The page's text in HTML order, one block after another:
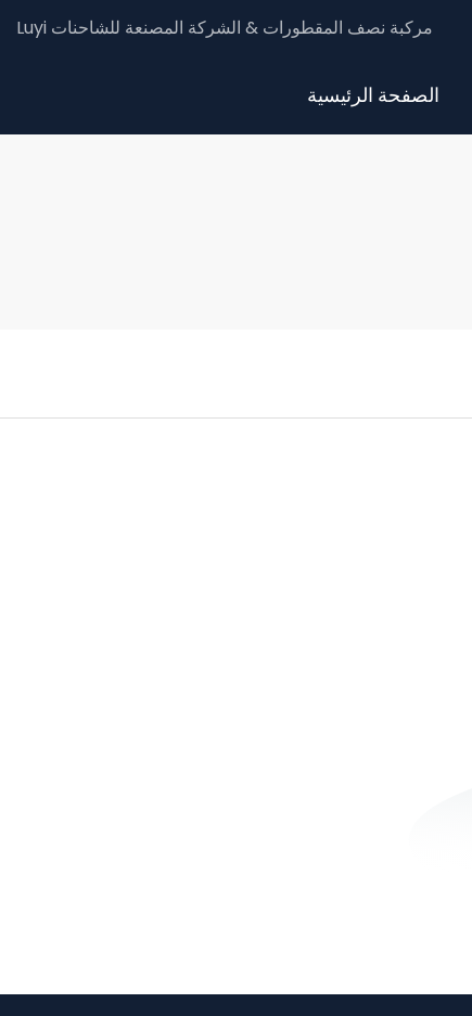
Luyi مركبة نصف المقطورات & الشركة المصنعة للشاحنات
الصفحة الرئيسية